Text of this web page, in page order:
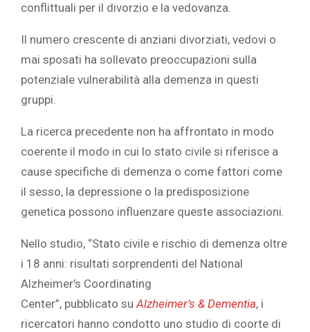
conflittuali per il divorzio e la vedovanza.
Il numero crescente di anziani divorziati, vedovi o
mai sposati ha sollevato preoccupazioni sulla
potenziale vulnerabilità alla demenza in questi
gruppi.
La ricerca precedente non ha affrontato in modo
coerente il modo in cui lo stato civile si riferisce a
cause specifiche di demenza o come fattori come
il sesso, la depressione o la predisposizione
genetica possono influenzare queste associazioni.
Nello studio, “Stato civile e rischio di demenza oltre
i 18 anni: risultati sorprendenti del National
Alzheimer’s Coordinating
Center”, pubblicato su Alzheimer’s & Dementia, i
ricercatori hanno condotto uno studio di coorte di